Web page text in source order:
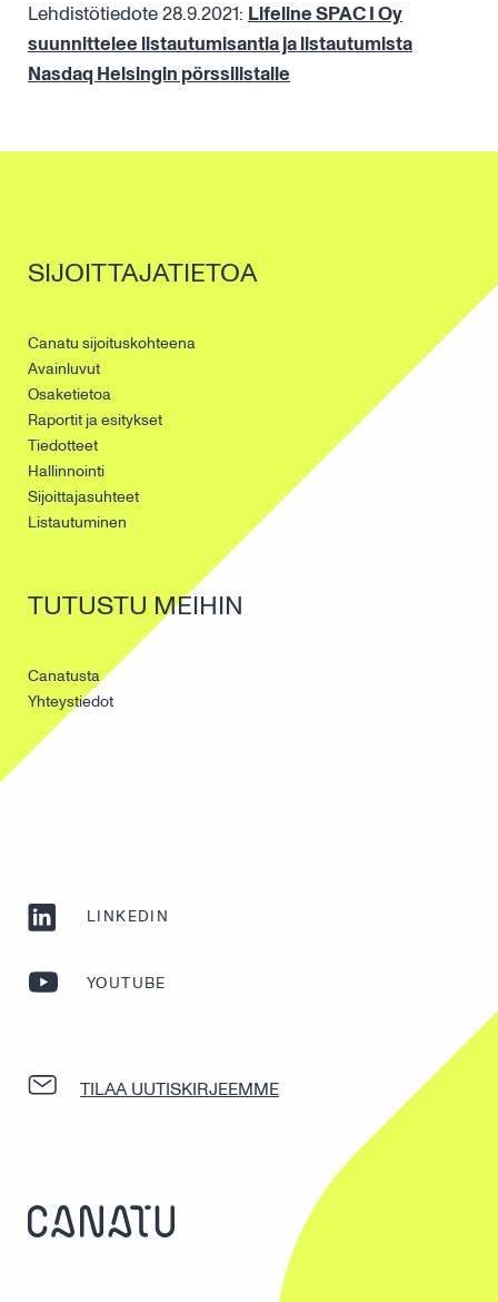
Lehdistötiedote 28.9.2021: Lifeline SPAC I Oy
suunnittelee listautumisantia ja listautumista
Nasdaq Helsingin pörssilistalle
SIJOITTAJATIETOA
Canatu sijoituskohteena
Avainluvut
Osaketietoa
Raportit ja esitykset
Tiedotteet
Hallinnointi
Sijoittajasuhteet
Listautuminen
TUTUSTU MEIHIN
Canatusta
Yhteystiedot
LINKEDIN
YOUTUBE
TILAA UUTISKIRJEEMME